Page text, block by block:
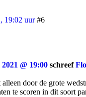
19:02 uur #6
@ 19:00 schreef
door de grote
te scoren in dit soort